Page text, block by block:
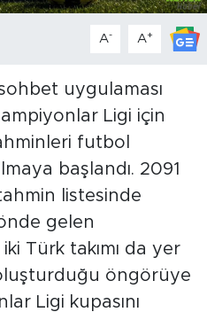
A- A+
uygulaması
Ligi için
futbol
başlandı. 2091
listesinde
gelen
Türk takımı da yer
öngörüye
Ligi kupasını